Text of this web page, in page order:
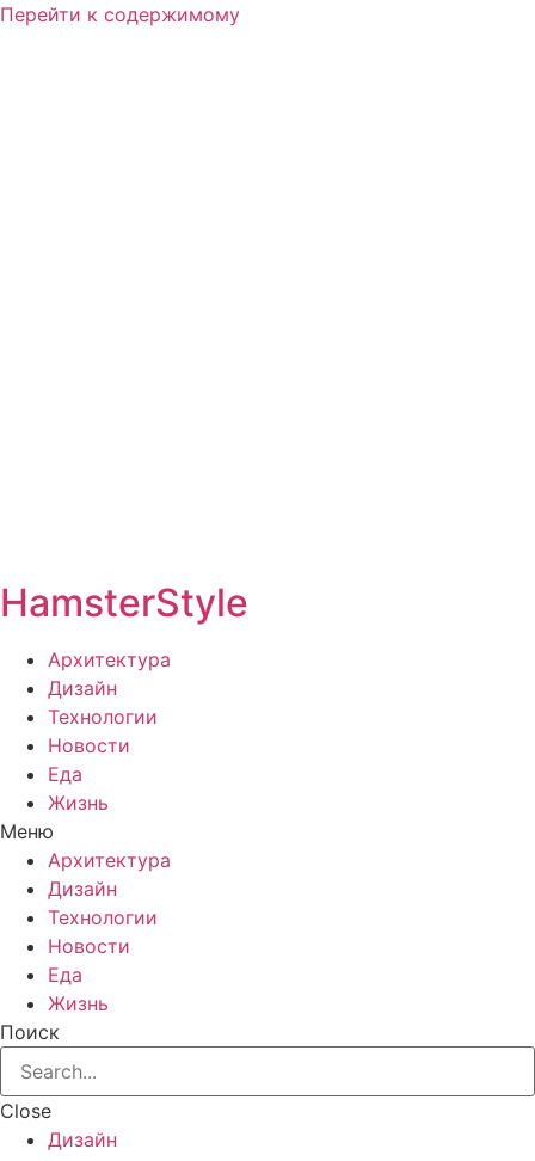
Перейти к содержимому
HamsterStyle
Архитектура
Дизайн
Технологии
Новости
Еда
Жизнь
Меню
Архитектура
Дизайн
Технологии
Новости
Еда
Жизнь
Поиск
Close
Дизайн